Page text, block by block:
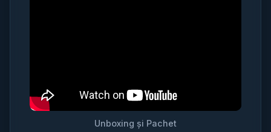
Unboxing și Pachet